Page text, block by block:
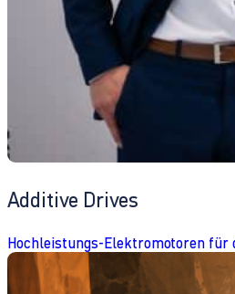
Additive Drives
Hochleistungs-Elektromotoren für